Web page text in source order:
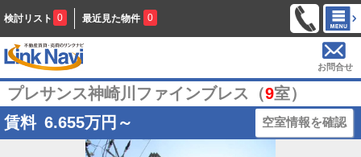
検討リスト 0 最近見た物件 0
お問合せ
プレサンス神崎川ファインブレス（9室）
賃料 6.655万円～ 空室情報を確認